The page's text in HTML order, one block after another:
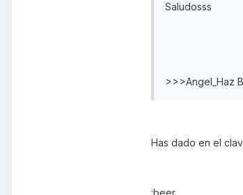
Saludosss
>>>Angel_Haz
Has dado en el